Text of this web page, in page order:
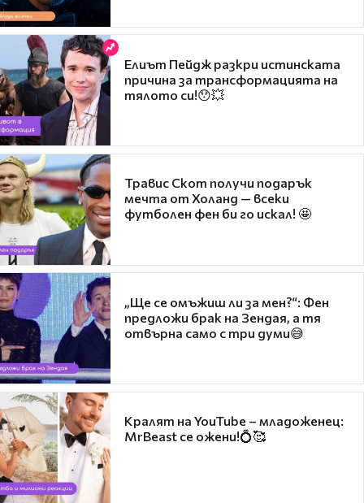
Елиът Пейдж разкри истинската
причина за трансформацията на
тялото си!😯💥
Травис Скот получи подарък
мечта от Холанд — всеки
футболен фен би го искал! 🤩
„Ще се омъжиш ли за мен?“: Фен
предложи брак на Зендая, а тя
отвърна само с три думи😅
Кралят на YouTube – младоженец:
MrBeast се ожени!💍🥰